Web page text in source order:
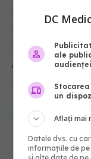
reducerea
industriei
discutate,
pentru a
arpim pacienti
DC
ale
un
Aflați mai
Datele dvs. cu
informațiile de